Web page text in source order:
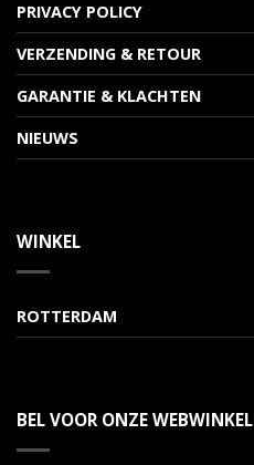
PRIVACY POLICY
VERZENDING & RETOUR
GARANTIE & KLACHTEN
NIEUWS
WINKEL
ROTTERDAM
BEL VOOR ONZE WEBWINKEL